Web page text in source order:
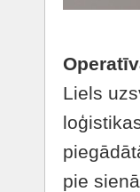
Liels
pie